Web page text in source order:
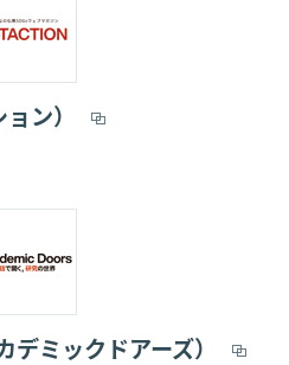
ン）
ミックドアーズ）